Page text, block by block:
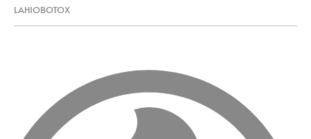
LAHIOBOTOX